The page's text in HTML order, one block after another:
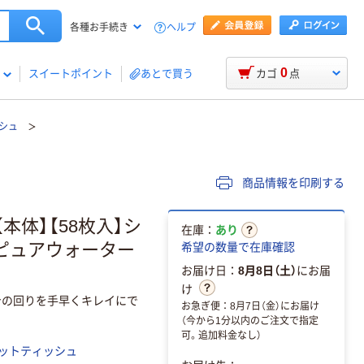
各種お手続き ヘルプ
スイートポイント あとで買う カゴ 0 点
ュ
商品情報を印刷する
体】【58枚入】シ
ュアウォーター
回りを手早くキレイにで
トティッシュ
在庫： あり
希望の数量で在庫確認
お届け日： 8月8日（土）にお届
け
お急ぎ便：8月7日（金）にお届け
（今から1分以内のご注文で指定
可。追加料金なし）